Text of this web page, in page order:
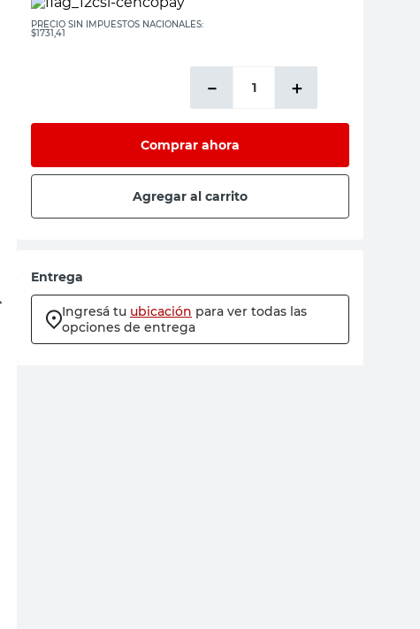
PRECIO SIN IMPUESTOS NACIONALES:
$1731,41
＋
－
Comprar ahora
Agregar al carrito
Entrega
Ingresá tu ubicación para ver todas las
opciones de entrega